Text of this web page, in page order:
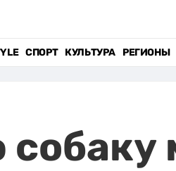
СПОРТ КУЛЬТУРА РЕГИОНЫ